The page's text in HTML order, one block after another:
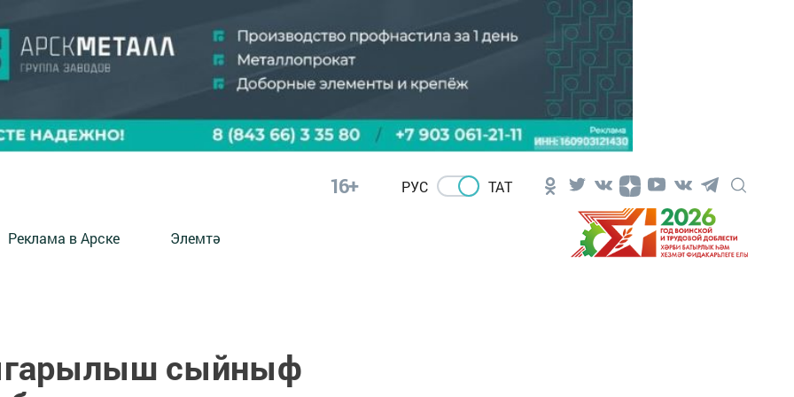
16+ РУС ТАТ
Реклама в Арске Элемтә
сыйныф